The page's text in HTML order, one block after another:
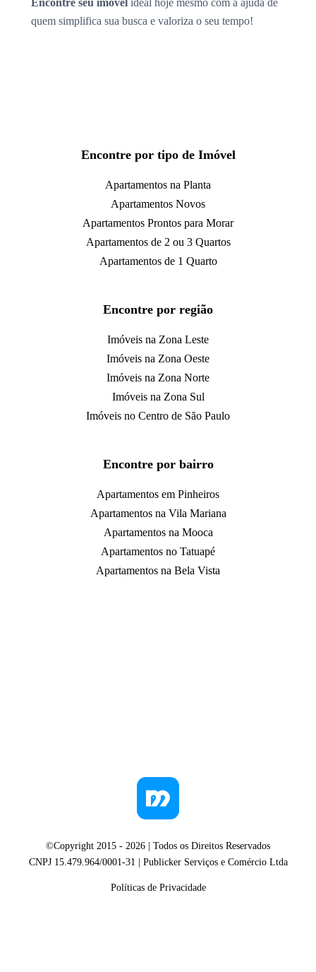
Encontre seu imóvel ideal hoje mesmo com a ajuda de
quem simplifica sua busca e valoriza o seu tempo!
Encontre por tipo de Imóvel
Apartamentos na Planta
Apartamentos Novos
Apartamentos Prontos para Morar
Apartamentos de 2 ou 3 Quartos
Apartamentos de 1 Quarto
Encontre por região
Imóveis na Zona Leste
Imóveis na Zona Oeste
Imóveis na Zona Norte
Imóveis na Zona Sul
Imóveis no Centro de São Paulo
Encontre por bairro
Apartamentos em Pinheiros
Apartamentos na Vila Mariana
Apartamentos na Mooca
Apartamentos no Tatuapé
Apartamentos na Bela Vista
©Copyright 2015 - 2026 | Todos os Direitos Reservados
CNPJ 15.479.964/0001-31 | Publicker Serviços e Comércio Ltda
Políticas de Privacidade